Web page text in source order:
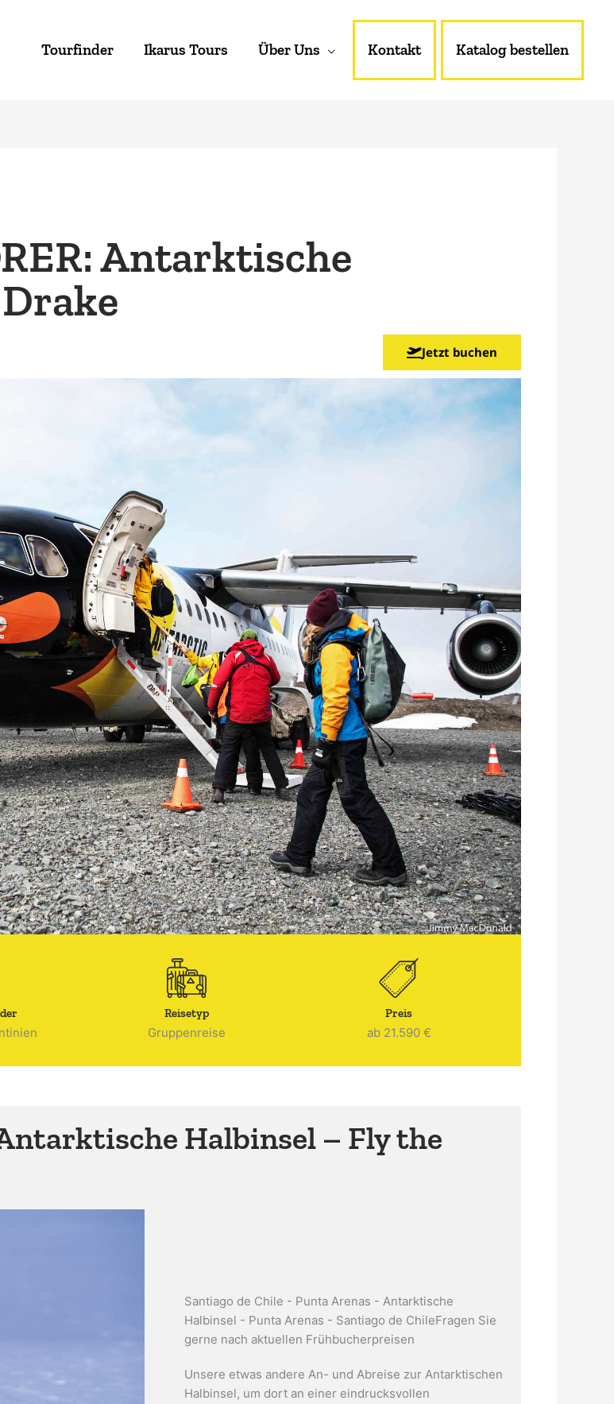
Tourfinder Ikarus Tours Über Uns Kontakt Katalog bestellen
Antarktische
Jetzt buchen
Reisetyp
Gruppenreise
Preis
ab 21.590 €
Halbinsel – Fly the
Santiago de Chile - Punta Arenas - Antarktische
Halbinsel - Punta Arenas - Santiago de ChileFragen Sie
gerne nach aktuellen Frühbucherpreisen
Unsere etwas andere An- und Abreise zur Antarktischen
Halbinsel, um dort an einer eindrucksvollen